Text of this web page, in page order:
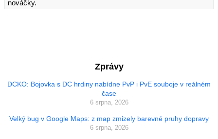
nováčky.
Zprávy
DCKO: Bojovka s DC hrdiny nabídne PvP i PvE souboje v reálném
čase
6 srpna, 2026
Velký bug v Google Maps: z map zmizely barevné pruhy dopravy
6 srpna, 2026